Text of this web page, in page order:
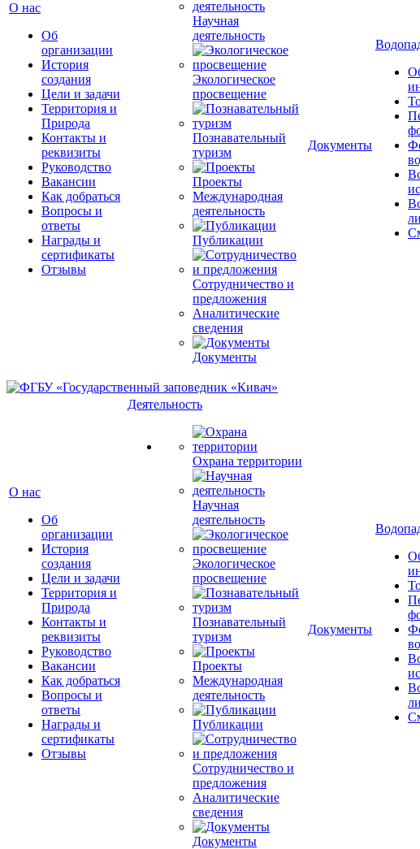
О нас
Об
организации
История
создания
Цели и задачи
Территория и
Природа
Контакты и
реквизиты
Руководство
Вакансии
Как добраться
Вопросы и
ответы
Награды и
сертификаты
Отзывы
Научная
деятельность
Экологическое
просвещение
Познавательный
туризм
Проекты
Международная
деятельность
Публикации
Сотрудничество и
предложения
Аналитические
сведения
Документы
Документы
О нас
Об
организации
История
создания
Цели и задачи
Территория и
Природа
Контакты и
реквизиты
Руководство
Вакансии
Как добраться
Вопросы и
ответы
Награды и
сертификаты
Отзывы
Деятельность
Охрана территории
Научная
деятельность
Экологическое
просвещение
Познавательный
туризм
Проекты
Международная
деятельность
Публикации
Сотрудничество и
предложения
Аналитические
сведения
Документы
Документы